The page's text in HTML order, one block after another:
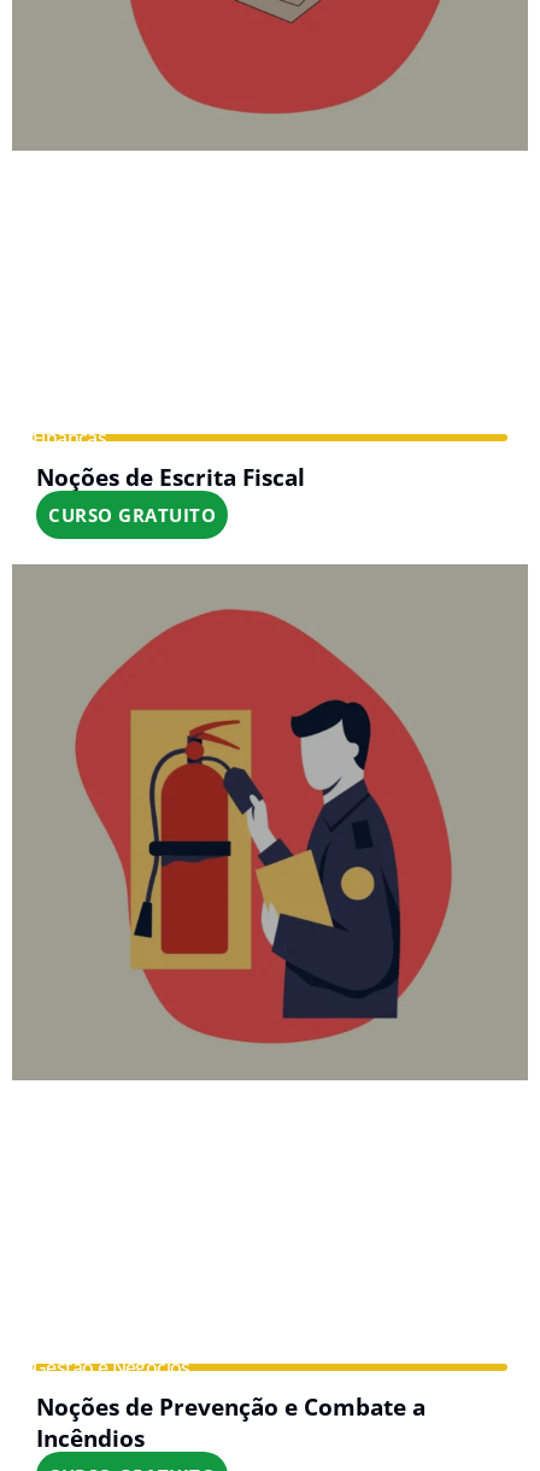
Finanças
Noções de Escrita Fiscal
CURSO GRATUITO
Gestão e Negócios
Noções de Prevenção e Combate a
Incêndios